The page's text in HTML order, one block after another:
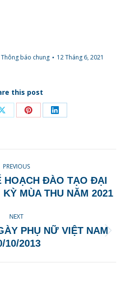
Thông báo chung 12 Tháng 6, 2021
this post
Share Share Share
PREVIOUS
Previous
post:
HOẠCH ĐÀO TẠO ĐẠI
KỲ MÙA THU NĂM 2021
NEXT
Next
post:
PHỤ NỮ VIỆT NAM
10/2013